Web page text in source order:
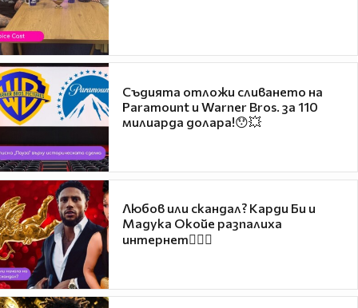
Съдията отложи сливането на
Paramount и Warner Bros. за 110
милиарда долара!😯💥
Любов или скандал? Карди Би и
Мадука Окойе разпалиха
интернет❤️‍🔥🔥